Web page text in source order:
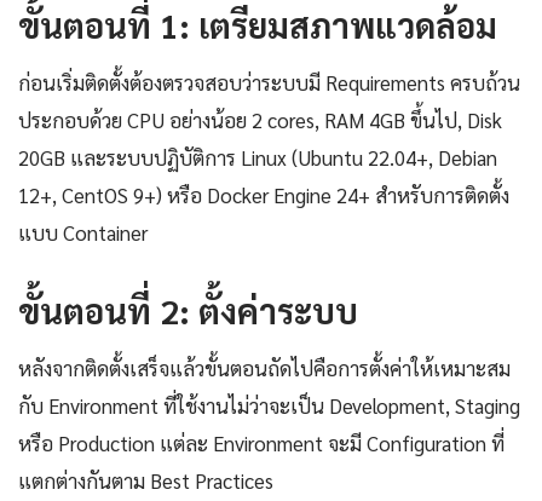
ขั้นตอนที่ 1: เตรียมสภาพแวดล้อม
ก่อนเริ่มติดตั้งต้องตรวจสอบว่าระบบมี Requirements ครบถ้วน
ประกอบด้วย CPU อย่างน้อย 2 cores, RAM 4GB ขึ้นไป, Disk
20GB และระบบปฏิบัติการ Linux (Ubuntu 22.04+, Debian
12+, CentOS 9+) หรือ Docker Engine 24+ สำหรับการติดตั้ง
แบบ Container
ขั้นตอนที่ 2: ตั้งค่าระบบ
หลังจากติดตั้งเสร็จแล้วขั้นตอนถัดไปคือการตั้งค่าให้เหมาะสม
กับ Environment ที่ใช้งานไม่ว่าจะเป็น Development, Staging
หรือ Production แต่ละ Environment จะมี Configuration ที่
แตกต่างกันตาม Best Practices